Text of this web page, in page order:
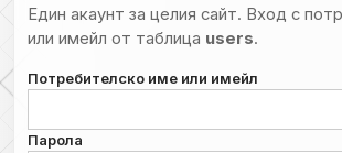
Един акаунт за целия сайт. Вход с
или имейл от таблица users.
Потребителско име или имейл
Парола